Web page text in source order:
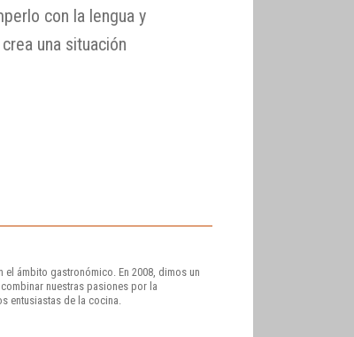
con la lengua y
una situación
ámbito gastronómico. En 2008, dimos un
nuestras pasiones por la
entusiastas de la cocina.